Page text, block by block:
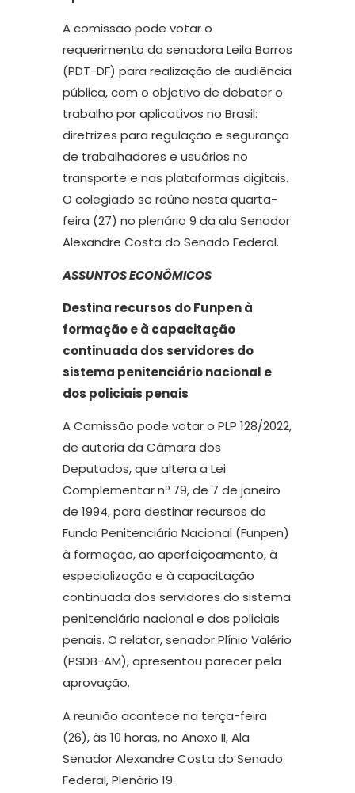
A comissão pode votar o
requerimento da senadora Leila Barros
(PDT-DF) para realização de audiência
pública, com o objetivo de debater o
trabalho por aplicativos no Brasil:
diretrizes para regulação e segurança
de trabalhadores e usuários no
transporte e nas plataformas digitais.
O colegiado se reúne nesta quarta-
feira (27) no plenário 9 da ala Senador
Alexandre Costa do Senado Federal.
ASSUNTOS ECONÔMICOS
Destina recursos do Funpen à
formação e à capacitação
continuada dos servidores do
sistema penitenciário nacional e
dos policiais penais
A Comissão pode votar o PLP 128/2022,
de autoria da Câmara dos
Deputados, que altera a Lei
Complementar nº 79, de 7 de janeiro
de 1994, para destinar recursos do
Fundo Penitenciário Nacional (Funpen)
à formação, ao aperfeiçoamento, à
especialização e à capacitação
continuada dos servidores do sistema
penitenciário nacional e dos policiais
penais. O relator, senador Plínio Valério
(PSDB-AM), apresentou parecer pela
aprovação.
A reunião acontece na terça-feira
(26), às 10 horas, no Anexo II, Ala
Senador Alexandre Costa do Senado
Federal, Plenário 19.